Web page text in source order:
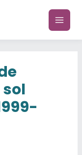
main